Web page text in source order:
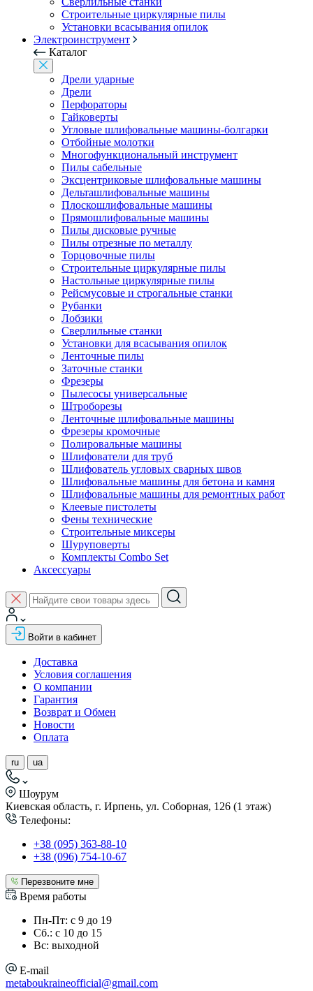
Строительные циркулярные пилы
Установки всасывания опилок
Электроинструмент
Каталог
Дрели ударные
Дрели
Перфораторы
Гайковерты
Угловые шлифовальные машины-болгарки
Отбойные молотки
Многофункциональный инструмент
Пилы сабельные
Эксцентриковые шлифовальные машины
Дельташлифовальные машины
Плоскошлифовальные машины
Прямошлифовальные машины
Пилы дисковые ручные
Пилы отрезные по металлу
Торцовочные пилы
Строительные циркулярные пилы
Настольные циркулярные пилы
Рейсмусовые и строгальные станки
Рубанки
Лобзики
Сверлильные станки
Установки для всасывания опилок
Ленточные пилы
Заточные станки
Фрезеры
Пылесосы универсальные
Штроборезы
Ленточные шлифовальные машины
Фрезеры кромочные
Полировальные машины
Шлифователи для труб
Шлифователь угловых сварных швов
Шлифовальные машины для бетона и камня
Шлифовальные машины для ремонтных работ
Клеевые пистолеты
Фены технические
Строительные миксеры
Шуруповерты
Комплекты Combo Set
Аксессуары
Войти в кабинет
Доставка
Условия соглашения
О компании
Гарантия
Возврат и Обмен
Новости
Оплата
ru ua
Шоурум
Киевская область, г. Ирпень, ул. Соборная, 126 (1 этаж)
Телефоны:
+38 (095) 363-88-10
+38 (096) 754-10-67
Перезвоните мне
Время работы
Пн-Пт: с 9 до 19
Сб.: с 10 до 15
Вс: выходной
E-mail
metaboukraineofficial@gmail.com